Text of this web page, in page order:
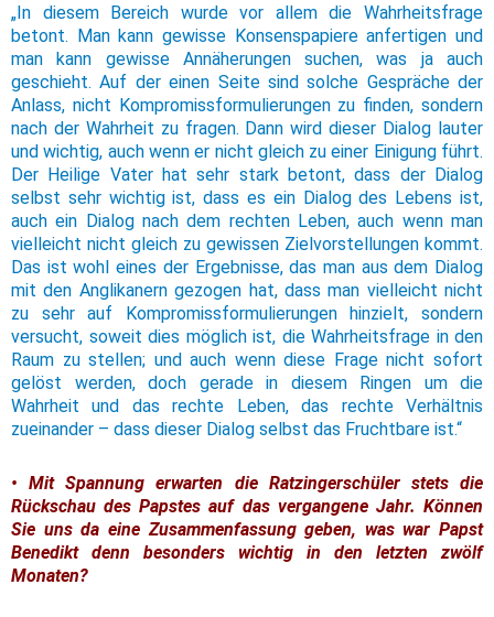
„In diesem Bereich wurde vor allem die Wahrheitsfrage
betont. Man kann gewisse Konsenspapiere anfertigen und
man kann gewisse Annäherungen suchen, was ja auch
geschieht. Auf der einen Seite sind solche Gespräche der
Anlass, nicht Kompromissformulierungen zu finden, sondern
nach der Wahrheit zu fragen. Dann wird dieser Dialog lauter
und wichtig, auch wenn er nicht gleich zu einer Einigung führt.
Der Heilige Vater hat sehr stark betont, dass der Dialog
selbst sehr wichtig ist, dass es ein Dialog des Lebens ist,
auch ein Dialog nach dem rechten Leben, auch wenn man
vielleicht nicht gleich zu gewissen Zielvorstellungen kommt.
Das ist wohl eines der Ergebnisse, das man aus dem Dialog
mit den Anglikanern gezogen hat, dass man vielleicht nicht
zu sehr auf Kompromissformulierungen hinzielt, sondern
versucht, soweit dies möglich ist, die Wahrheitsfrage in den
Raum zu stellen; und auch wenn diese Frage nicht sofort
gelöst werden, doch gerade in diesem Ringen um die
Wahrheit und das rechte Leben, das rechte Verhältnis
zueinander – dass dieser Dialog selbst das Fruchtbare ist.“
• Mit Spannung erwarten die Ratzingerschüler stets die
Rückschau des Papstes auf das vergangene Jahr. Können
Sie uns da eine Zusammenfassung geben, was war Papst
Benedikt denn besonders wichtig in den letzten zwölf
Monaten?